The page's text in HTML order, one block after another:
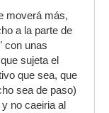
moverá más,
a la parte de
con unas
sujeta el
que sea, que
sea de paso)
no caeiria al